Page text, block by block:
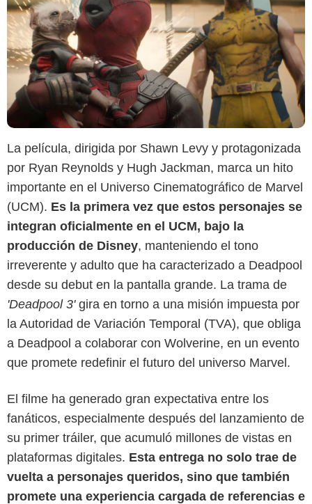
La película, dirigida por Shawn Levy y protagonizada
por Ryan Reynolds y Hugh Jackman, marca un hito
importante en el Universo Cinematográfico de Marvel
(UCM). Es la primera vez que estos personajes se
integran oficialmente en el UCM, bajo la
producción de Disney, manteniendo el tono
irreverente y adulto que ha caracterizado a Deadpool
desde su debut en la pantalla grande. La trama de
'Deadpool 3' gira en torno a una misión impuesta por
la Autoridad de Variación Temporal (TVA), que obliga
a Deadpool a colaborar con Wolverine, en un evento
que promete redefinir el futuro del universo Marvel.
El filme ha generado gran expectativa entre los
fanáticos, especialmente después del lanzamiento de
su primer tráiler, que acumuló millones de vistas en
plataformas digitales. Esta entrega no solo trae de
vuelta a personajes queridos, sino que también
promete una experiencia cargada de referencias e